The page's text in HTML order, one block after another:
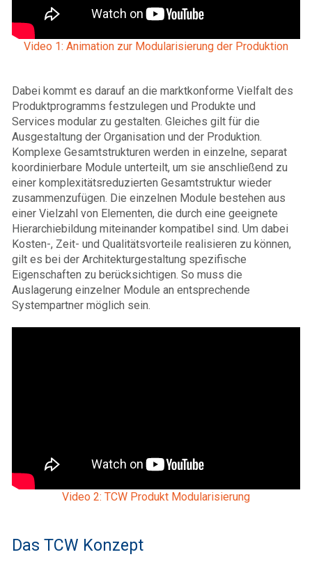
Video 1: Animation zur Modularisierung der Produktion
Dabei kommt es darauf an die marktkonforme Vielfalt des
Produktprogramms festzulegen und Produkte und
Services modular zu gestalten. Gleiches gilt für die
Ausgestaltung der Organisation und der Produktion.
Komplexe Gesamtstrukturen werden in einzelne, separat
koordinierbare Module unterteilt, um sie anschließend zu
einer komplexitätsreduzierten Gesamtstruktur wieder
zusammenzufügen. Die einzelnen Module bestehen aus
einer Vielzahl von Elementen, die durch eine geeignete
Hierarchiebildung miteinander kompatibel sind. Um dabei
Kosten-, Zeit- und Qualitätsvorteile realisieren zu können,
gilt es bei der Architekturgestaltung spezifische
Eigenschaften zu berücksichtigen. So muss die
Auslagerung einzelner Module an entsprechende
Systempartner möglich sein.
Video 2: TCW Produkt Modularisierung
Das TCW Konzept